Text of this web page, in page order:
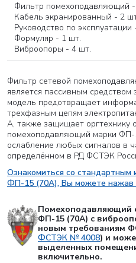
Фильтр помехоподавляющий
Кабель экранированный - 2
Руководство по эксплуатации
Формуляр - 1 шт.
Виброопоры - 4 шт.
Фильтр сетевой
является пассивным
модель предотвращает
трехфазным цепям
А, также защищает оргтехнику
помехоподавляющий марки ФП-
ослабление любых сигналов в
определённом в РД ФСТЭК
Ознакомиться со
ФП-15 (70А), Вы можете нажав
Помехоподавляющий
ФП-15 (70А) с
новым требованиям
ФСТЭК № 4008) и
выделенных
включительно.
*добавить файлы с
выбрать
Нажимая на кнопку
обработку